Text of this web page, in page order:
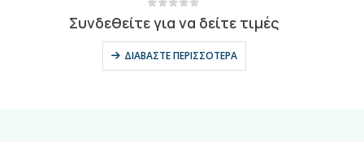
out of 5
Συνδεθείτε για να δείτε τιμές
ΔΙΑΒΆΣΤΕ ΠΕΡΙΣΣΌΤΕΡΑ